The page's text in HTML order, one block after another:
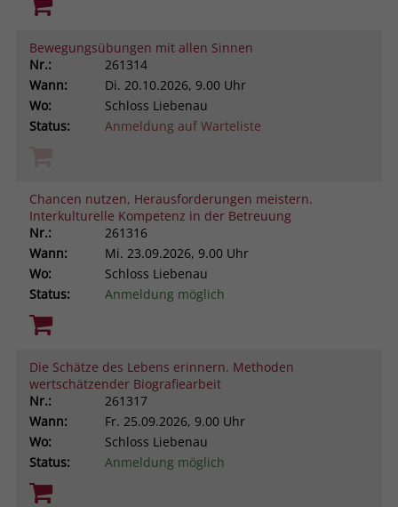
Bewegungsübungen mit allen Sinnen
Nr.:
261314
Wann:
Di. 20.10.2026, 9.00 Uhr
Wo:
Schloss Liebenau
Status:
Anmeldung auf Warteliste
Chancen nutzen, Herausforderungen meistern.
Interkulturelle Kompetenz in der Betreuung
Nr.:
261316
Wann:
Mi. 23.09.2026, 9.00 Uhr
Wo:
Schloss Liebenau
Status:
Anmeldung möglich
Die Schätze des Lebens erinnern. Methoden
wertschätzender Biografiearbeit
Nr.:
261317
Wann:
Fr. 25.09.2026, 9.00 Uhr
Wo:
Schloss Liebenau
Status:
Anmeldung möglich